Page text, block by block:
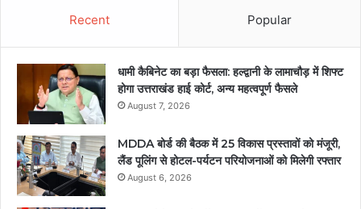
Recent Popular
धामी कैबिनेट का बड़ा फैसला: हल्द्वानी के लामाचौड़ में शिफ्ट
होगा उत्तराखंड हाई कोर्ट, अन्य महत्वपूर्ण फैसले
August 7, 2026
MDDA बोर्ड की बैठक में 25 विकास प्रस्तावों को मंजूरी,
लैंड पूलिंग से होटल-पर्यटन परियोजनाओं को मिलेगी रफ्तार
August 6, 2026